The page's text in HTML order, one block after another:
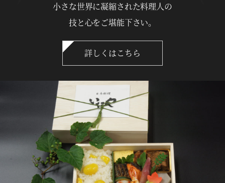
小さな世界に凝縮された料理人の
技と心をご堪能下さい。
詳しくはこちら